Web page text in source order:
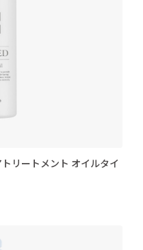
リートメント オイルタイ